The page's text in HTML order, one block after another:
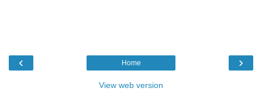
‹ ›
Home
View web version